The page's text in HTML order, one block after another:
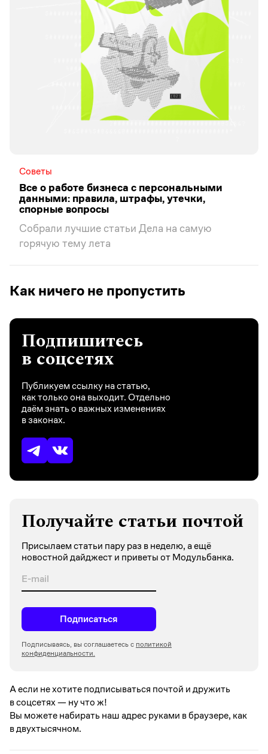
Советы
Все о работе бизнеса с персональными
данными: правила, штрафы, утечки,
спорные вопросы
Собрали лучшие статьи Дела на самую
горячую тему лета
Как ничего не пропустить
Подпишитесь
в соцсетях
Публикуем ссылку на статью,
как только она выходит. Отдельно
даём знать о важных изменениях
в законах.
Получайте статьи почтой
Присылаем статьи пару раз в неделю, а ещё
новостной дайджест и приветы от Модульбанка.
Подписаться
Подписываясь, вы соглашаетесь с политикой
конфиденциальности.
А если не хотите подписываться почтой и дружить
в соцсетях —ну что ж!
Вы можете набирать наш адрес руками в браузере, как
в двухтысячном.